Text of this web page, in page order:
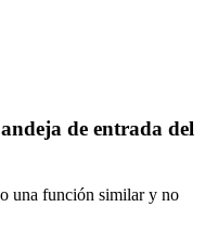
de entrada del
una función similar y no